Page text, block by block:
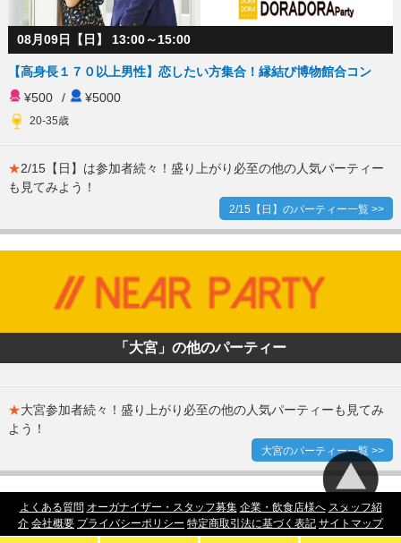
08月09日【日】 13:00～15:00
【高身長１７０以上男性】恋したい方集合！縁結び博物館合コン
¥500
/ ¥5000
20-35歳
★2/15【日】は参加者続々！盛り上がり必至の他の人気パーティー
も見てみよう！
2/15【日】のパーティー一覧 >>
「大宮」の他のパーティー
★大宮参加者続々！盛り上がり必至の他の人気パーティーも見てみ
よう！
大宮のパーティー一覧 >>
よくある質問 オーガナイザー・スタッフ募集 企業・飲食店様へ スタッフ紹
介 会社概要 プライバシーポリシー 特定商取引法に基づく表記 サイトマップ